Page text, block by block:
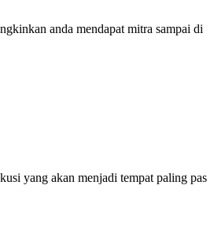
anda mendapat mitra sampai di
yang akan menjadi tempat paling pas